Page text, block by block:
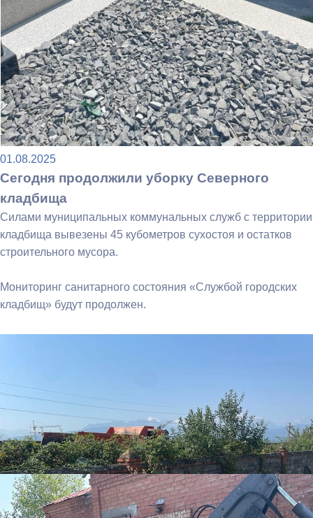
01.08.2025
Сегодня продолжили уборку Северного
кладбища
Силами муниципальных коммунальных служб с территории
кладбища вывезены 45 кубометров сухостоя и остатков
строительного мусора.
Мониторинг санитарного состояния «Службой городских
кладбищ» будут продолжен.